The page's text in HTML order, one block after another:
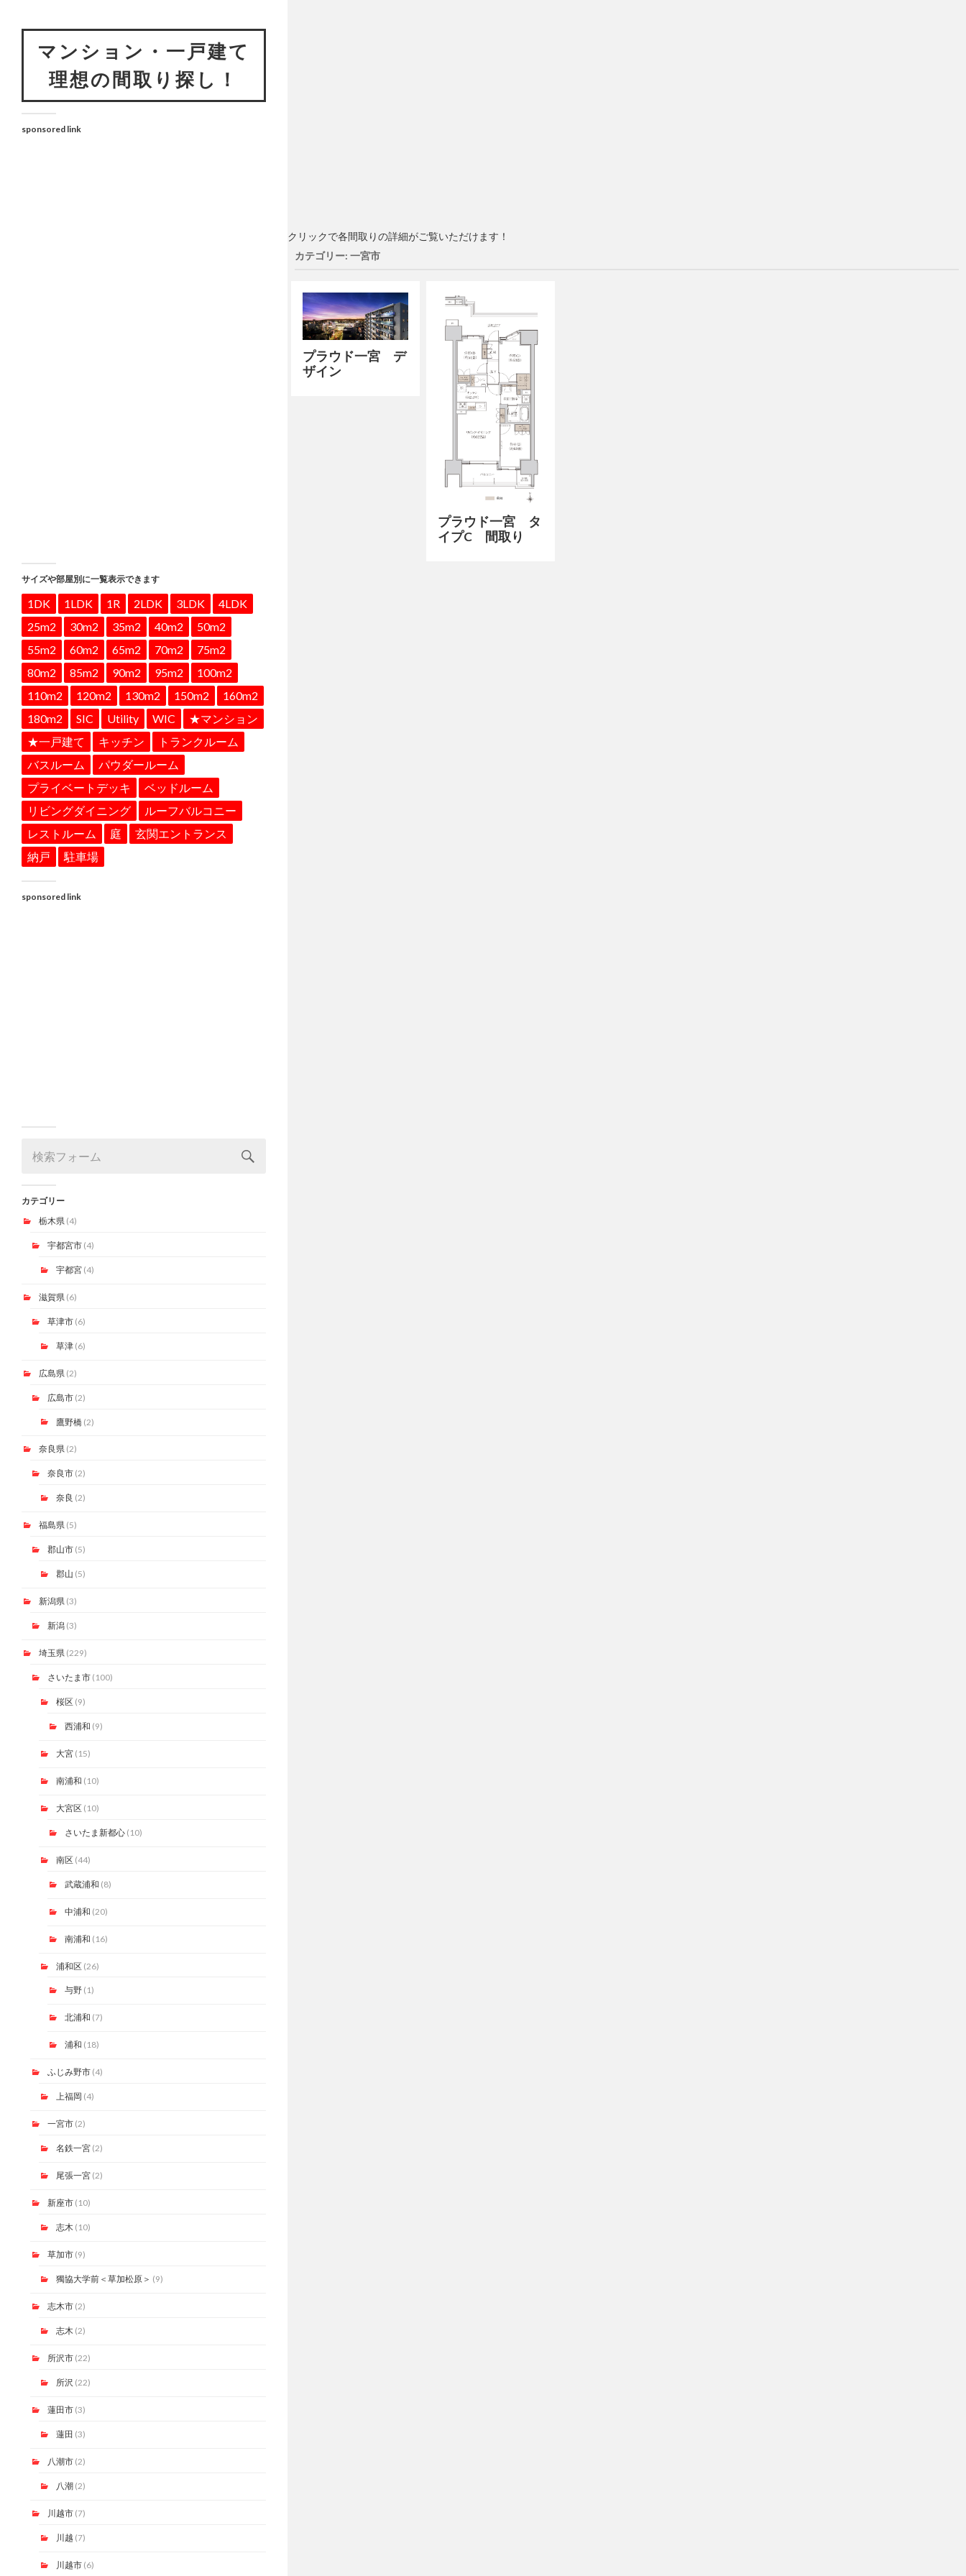
マンション・一戸建て
理想の間取り探し！
sponsored link
サイズや部屋別に一覧表示できます
1DK 1LDK 1R 2LDK 3LDK
4LDK
25m2
30m2 35m2 40m2
50m2
55m2
60m2 65m2 70m2
75m2
80m2
85m2 90m2 95m2
100m2
110m2
120m2 130m2 150m2
160m2
180m2
SIC Utility WIC
★マンション
★一戸建て
キッチン
トランクルーム
バスルーム
パウダールーム
プライベートデッキ
ベッドルーム
リビングダイニング
ルーフバルコニー
レストルーム
庭
玄関エントランス
納戸
駐車場
sponsored link
カテゴリー
栃木県 (4)
宇都宮市(4)
宇都宮(4)
滋賀県 (6)
草津市(6)
草津(6)
広島県 (2)
広島市(2)
鷹野橋(2)
奈良県 (2)
奈良市(2)
奈良 (2)
福島県 (5)
郡山市(5)
郡山 (5)
新潟県 (3)
新潟(3)
埼玉県 (229)
さいたま市(100)
桜区(9)
西浦和 (9)
大宮(15)
南浦和 (10)
大宮区(10)
さいたま新都心(10)
南区(44)
武蔵浦和 (8)
中浦和 (20)
南浦和 (16)
浦和区(26)
与野(1)
北浦和 (7)
浦和 (18)
ふじみ野市(4)
上福岡 (4)
一宮市(2)
名鉄一宮(2)
尾張一宮(2)
新座市(10)
志木(10)
草加市(9)
獨協大学前＜草加松原＞ (9)
志木市(2)
志木 (2)
所沢市(22)
所沢 (22)
蓮田市(3)
蓮田 (3)
八潮市(2)
八潮(2)
川越市(7)
川越 (7)
川越市(6)
クリックで各間取りの詳細がご覧いただけます！
カテゴリー: 一宮市
プラウド一宮 デ
ザイン
プラウド一宮 タ
イプC 間取り